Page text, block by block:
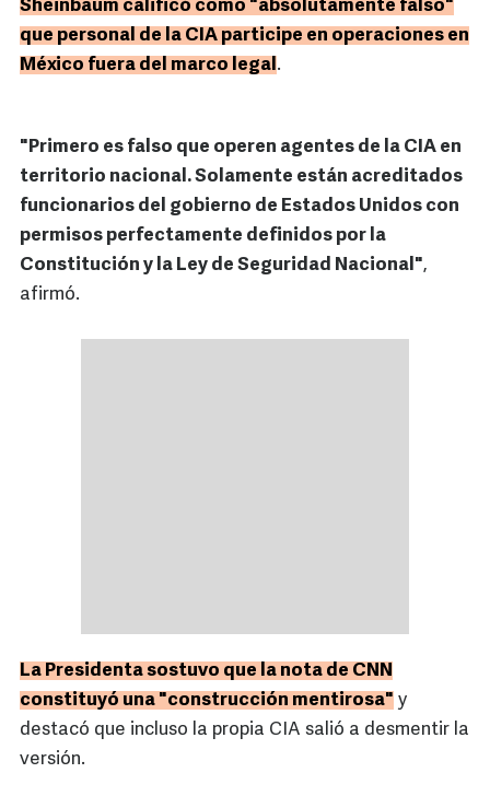
Sheinbaum calificó como "absolutamente falso"
que personal de la CIA participe en operaciones en
México fuera del marco legal.
"Primero es falso que operen agentes de la CIA en
territorio nacional. Solamente están acreditados
funcionarios del gobierno de Estados Unidos con
permisos perfectamente definidos por la
Constitución y la Ley de Seguridad Nacional",
afirmó.
La Presidenta sostuvo que la nota de CNN
constituyó una "construcción mentirosa" y
destacó que incluso la propia CIA salió a desmentir la
versión.